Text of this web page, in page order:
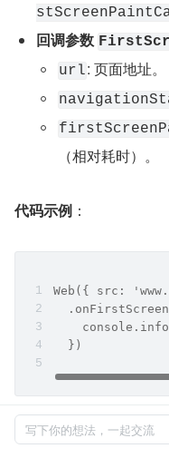
回调参数
url: 页面地址。
（相对耗时）。
代码示例 ：
Web({ src:
  })
4.3 白屏插帧接口
写下你的想法，一起交流